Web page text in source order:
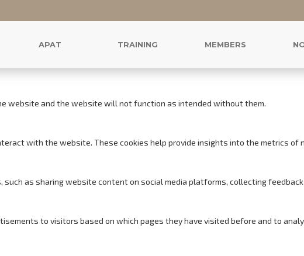
for this website.
to offer you a good browsing experience and access to all features.
website and the website will not function as intended without them.
with the website. These cookies help provide insights into the metrics of
as sharing website content on social media platforms, collecting
to visitors based on which pages they have visited before and to
APAT TRAINING MEMBERS